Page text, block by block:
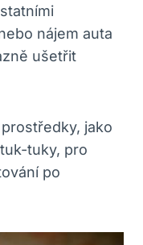
nájem auta
ušetřit
jako
tuky, pro
po